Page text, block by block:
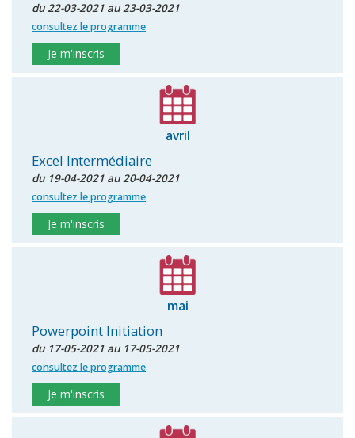
du 22-03-2021 au 23-03-2021
consultez le programme
Je m'inscris
avril
Excel Intermédiaire
du 19-04-2021 au 20-04-2021
consultez le programme
Je m'inscris
mai
Powerpoint Initiation
du 17-05-2021 au 17-05-2021
consultez le programme
Je m'inscris